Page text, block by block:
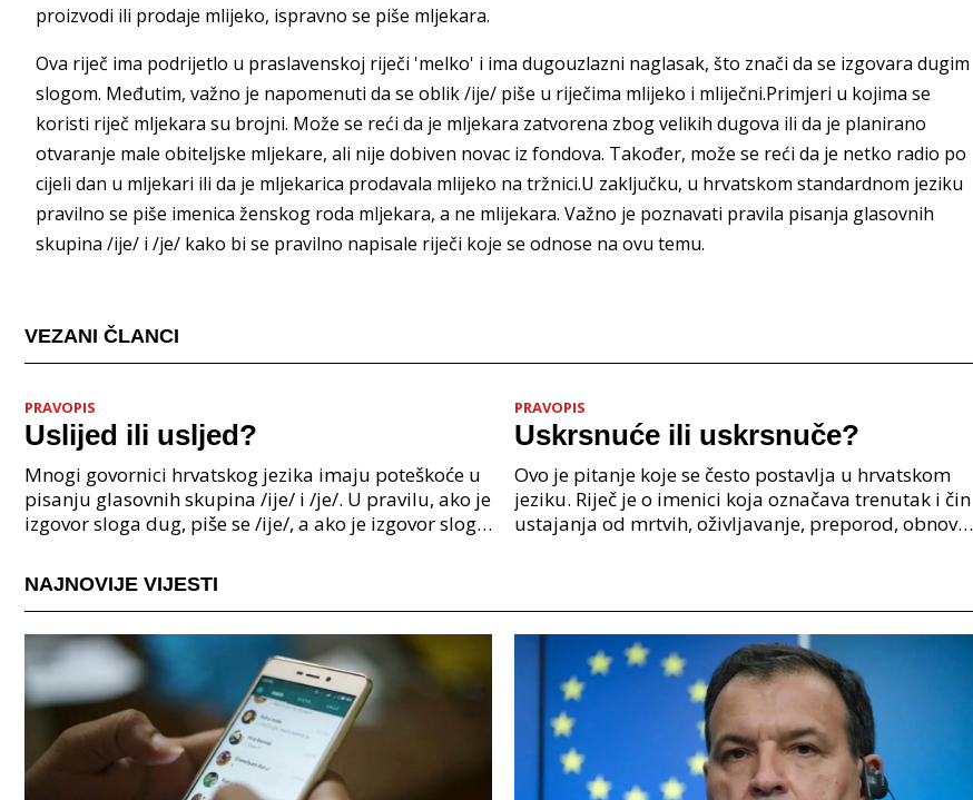
proizvodi ili prodaje mlijeko, ispravno se piše mljekara.
Ova riječ ima podrijetlo u praslavenskoj riječi 'melko' i ima dugouzlazni naglasak, što znači da se izgovara dugim
slogom. Međutim, važno je napomenuti da se oblik /ije/ piše u riječima mlijeko i mliječni.Primjeri u kojima se
koristi riječ mljekara su brojni. Može se reći da je mljekara zatvorena zbog velikih dugova ili da je planirano
otvaranje male obiteljske mljekare, ali nije dobiven novac iz fondova. Također, može se reći da je netko radio po
cijeli dan u mljekari ili da je mljekarica prodavala mlijeko na tržnici.U zaključku, u hrvatskom standardnom jeziku
pravilno se piše imenica ženskog roda mljekara, a ne mlijekara. Važno je poznavati pravila pisanja glasovnih
skupina /ije/ i /je/ kako bi se pravilno napisale riječi koje se odnose na ovu temu.
VEZANI ČLANCI
PRAVOPIS
Uslijed ili usljed?
Mnogi govornici hrvatskog jezika imaju poteškoće u
pisanju glasovnih skupina /ije/ i /je/. U pravilu, ako je
izgovor sloga dug, piše se /ije/, a ako je izgovor sloga
PRAVOPIS
Uskrsnuće ili uskrsnuče?
Ovo je pitanje koje se često postavlja u hrvatskom
jeziku. Riječ je o imenici koja označava trenutak i čin
ustajanja od mrtvih, oživljavanje, preporod, obnovu.
NAJNOVIJE VIJESTI